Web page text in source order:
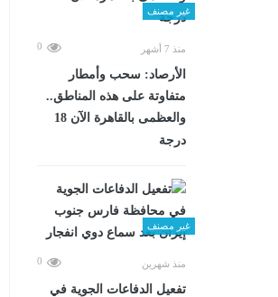
غير مصنف
منذ 7 أشهر 0
الأرصاد: سحب وأمطار
متفاوتة على هذه المناطق..
والعظمى بالقاهرة الآن 18
درجة
غير مصنف
منذ شهرين 0
تفعيل الدفاعات الجوية في